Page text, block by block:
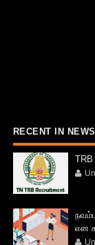
RECENT IN NEWS
TRB
என